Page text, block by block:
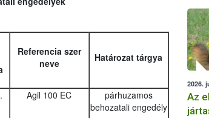
Referencia szer
neve
Határozat tárgya
Agil 100 EC
párhuzamos
behozatali engedély
2026.
Az